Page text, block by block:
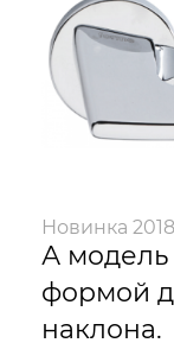
Новинка
А модель
формой
наклона.